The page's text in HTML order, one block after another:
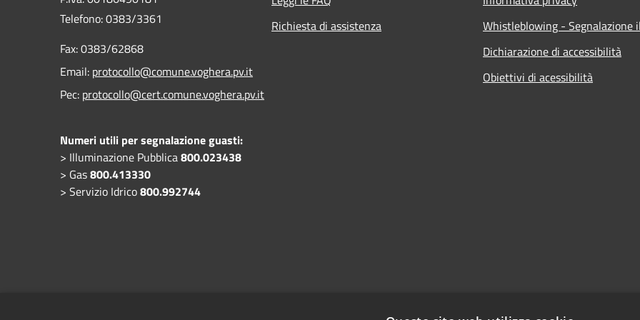
Telefono:0383/3361
Fax:0383/62868
Email: protocollo@comune.voghera.pv.it
Pec: protocollo@cert.comune.voghera.pv.it
Numeri utili per segnalazione guasti:
> Illuminazione Pubblica800.023438
> Gas800.413330
> Servizio Idrico800.992744
Richiesta di assistenza
Whistleblowing - Segnalazione
Dichiarazione di accessibilità
Obiettivi di acessibilità